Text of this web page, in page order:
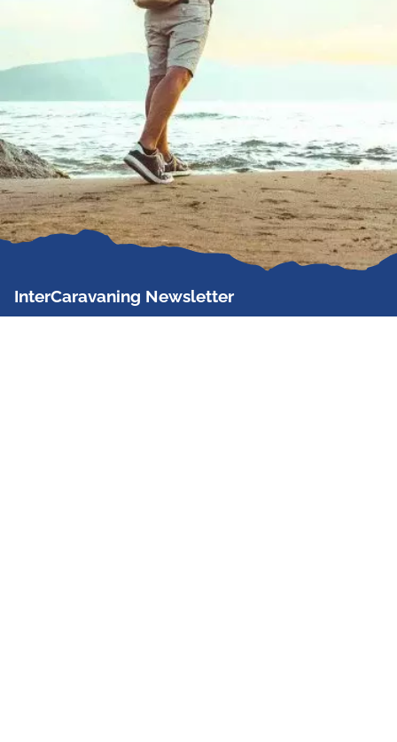
InterCaravaning Newsletter